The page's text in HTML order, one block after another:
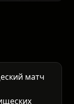
матч